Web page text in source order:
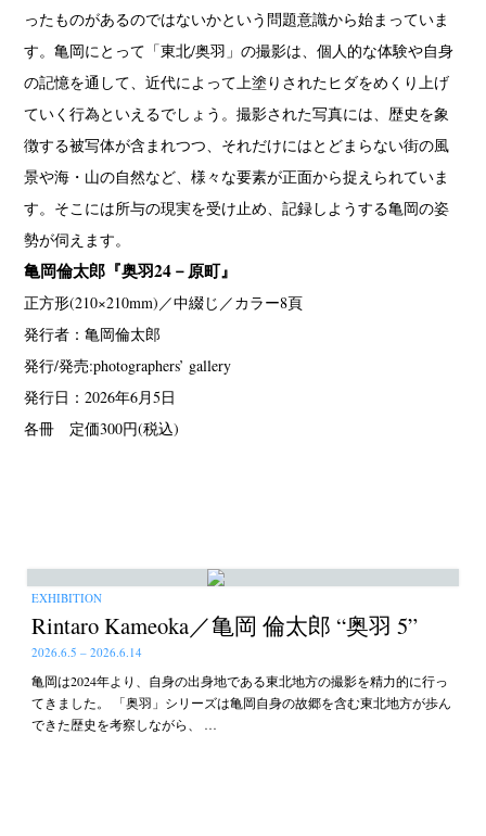
ったものがあるのではないかという問題意識から始まっていま
す。亀岡にとって「東北/奥羽」の撮影は、個人的な体験や自身
の記憶を通して、近代によって上塗りされたヒダをめくり上げ
ていく行為といえるでしょう。撮影された写真には、歴史を象
徴する被写体が含まれつつ、それだけにはとどまらない街の風
景や海・山の自然など、様々な要素が正面から捉えられていま
す。そこには所与の現実を受け止め、記録しようする亀岡の姿
勢が伺えます。
亀岡倫太郎『奥羽24－原町』
正方形(210×210mm)／中綴じ／カラー8頁
発行者：亀岡倫太郎
発行/発売:photographers’ gallery
発行日：2026年6月5日
各冊 定価300円(税込)
EXHIBITION
Rintaro Kameoka／亀岡 倫太郎 “奥羽 5”
2026.6.5 – 2026.6.14
亀岡は2024年より、自身の出身地である東北地方の撮影を精力的に行っ
てきました。 「奥羽」シリーズは亀岡自身の故郷を含む東北地方が歩ん
できた歴史を考察しながら、 …